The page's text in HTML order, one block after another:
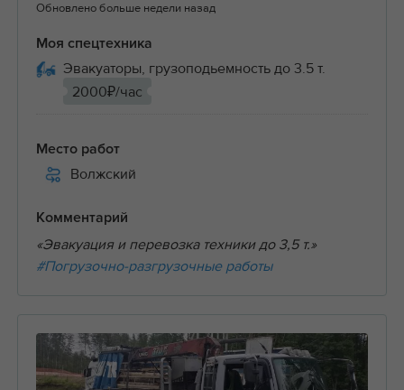
Обновлено больше недели назад
Моя спецтехника
Эвакуаторы, грузоподьемность до 3.5 т.
2000₽/час
Место работ
Волжский
Комментарий
«Эвакуация и перевозка техники до 3,5 т.»
#Погрузочно-разгрузочные работы